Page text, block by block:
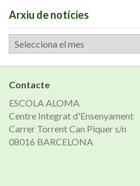
Arxiu de notícies
Arxiu
de
notícies
Contacte
ESCOLA ALOMA
Centre Integrat d'Ensenyament
Carrer Torrent Can Piquer s/n
08016 BARCELONA